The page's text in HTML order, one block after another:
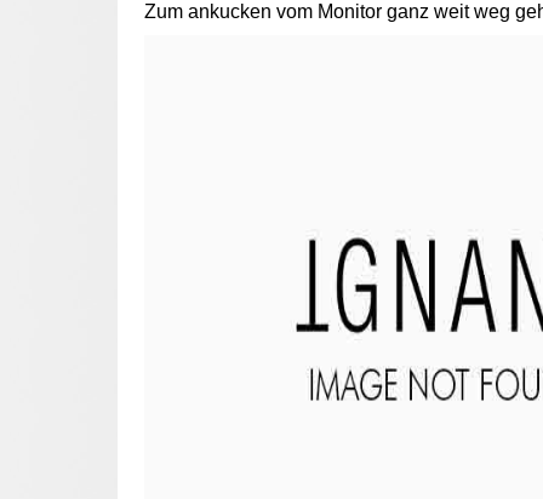
Zum ankucken vom Monitor ganz weit weg